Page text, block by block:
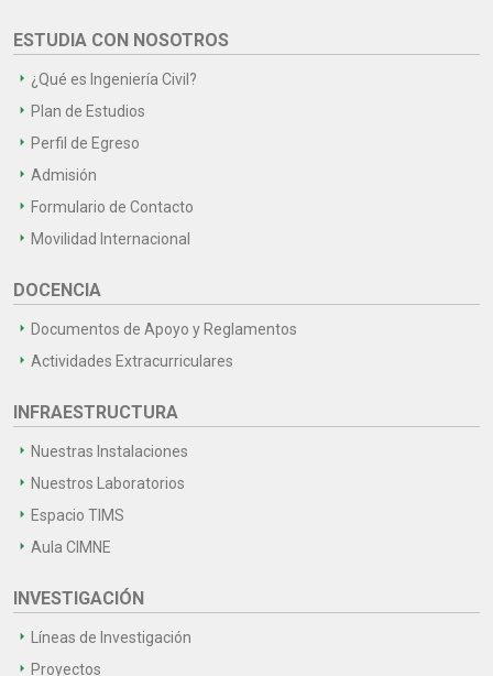
ESTUDIA CON NOSOTROS
¿Qué es Ingeniería Civil?
Plan de Estudios
Perfil de Egreso
Admisión
Formulario de Contacto
Movilidad Internacional
DOCENCIA
Documentos de Apoyo y Reglamentos
Actividades Extracurriculares
INFRAESTRUCTURA
Nuestras Instalaciones
Nuestros Laboratorios
Espacio TIMS
Aula CIMNE
INVESTIGACIÓN
Líneas de Investigación
Proyectos